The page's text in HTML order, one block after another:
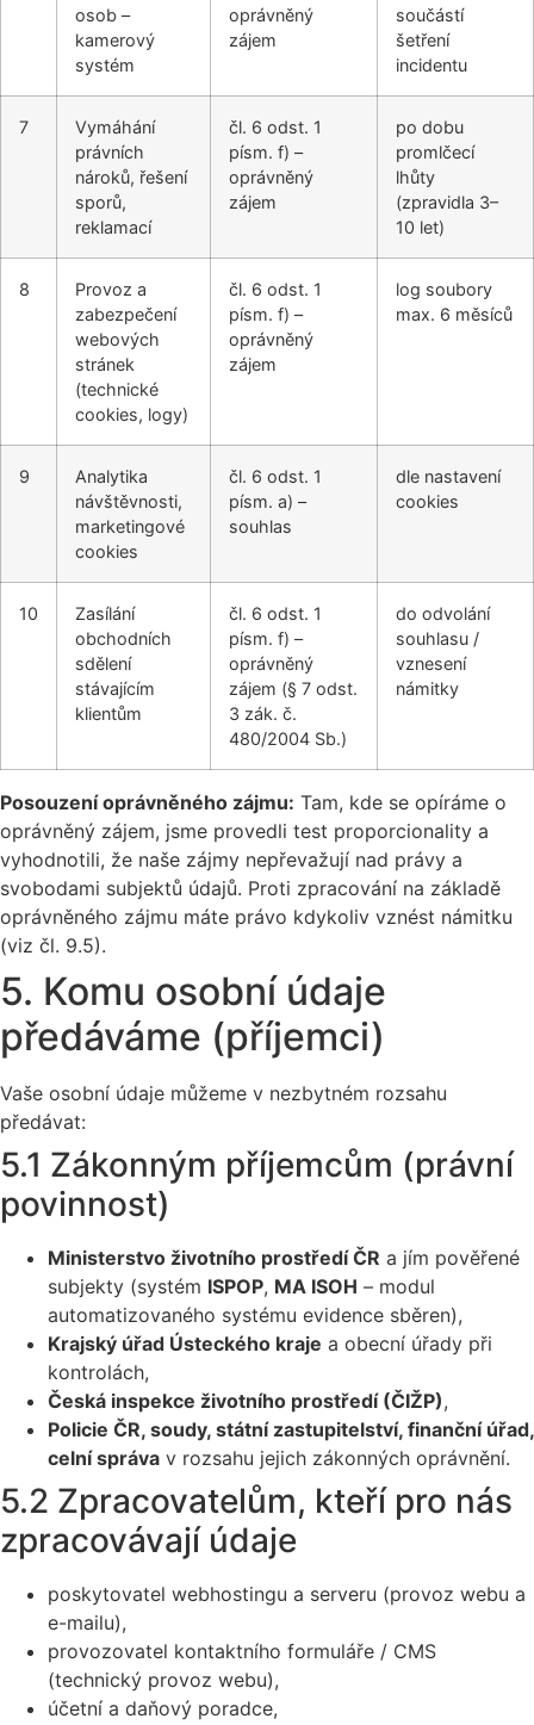
osob –
kamerový
systém
oprávněný
zájem
součástí
šetření
incidentu
7
Vymáhání
právních
nároků, řešení
sporů,
reklamací
čl. 6 odst. 1
písm. f) –
oprávněný
zájem
po dobu
promlčecí
lhůty
(zpravidla 3–
10 let)
8
Provoz a
zabezpečení
webových
stránek
(technické
cookies, logy)
čl. 6 odst. 1
písm. f) –
oprávněný
zájem
log soubory
max. 6 měsíců
9
Analytika
návštěvnosti,
marketingové
cookies
čl. 6 odst. 1
písm. a) –
souhlas
dle nastavení
cookies
10
Zasílání
obchodních
sdělení
stávajícím
klientům
čl. 6 odst. 1
písm. f) –
oprávněný
zájem (§ 7 odst.
3 zák. č.
480/2004 Sb.)
do odvolání
souhlasu /
vznesení
námitky
Posouzení oprávněného zájmu: Tam, kde se opíráme o
oprávněný zájem, jsme provedli test proporcionality a
vyhodnotili, že naše zájmy nepřevažují nad právy a
svobodami subjektů údajů. Proti zpracování na základě
oprávněného zájmu máte právo kdykoliv vznést námitku
(viz čl. 9.5).
5. Komu osobní údaje
předáváme (příjemci)
Vaše osobní údaje můžeme v nezbytném rozsahu
předávat:
5.1 Zákonným příjemcům (právní
povinnost)
Ministerstvo životního prostředí ČR a jím pověřené
subjekty (systém ISPOP, MA ISOH – modul
automatizovaného systému evidence sběren),
Krajský úřad Ústeckého kraje a obecní úřady při
kontrolách,
Česká inspekce životního prostředí (ČIŽP),
Policie ČR, soudy, státní zastupitelství, finanční úřad,
celní správa v rozsahu jejich zákonných oprávnění.
5.2 Zpracovatelům, kteří pro nás
zpracovávají údaje
poskytovatel webhostingu a serveru (provoz webu a
e-mailu),
provozovatel kontaktního formuláře / CMS
(technický provoz webu),
účetní a daňový poradce,